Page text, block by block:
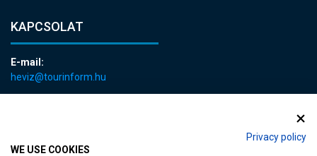
Privacy policy
WE USE COOKIES
KAPCSOLAT
E-mail:
heviz@tourinform.hu